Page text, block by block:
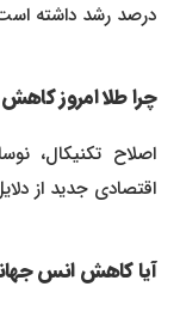
درصد رشد داشته است.
چرا طلا امروز کاهش
اصلاح تکنیکال،
اقتصادی جدید از
آیا کاهش انس